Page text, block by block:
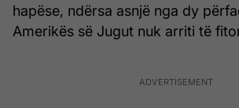
hapëse, ndërsa asnjë nga dy
Amerikës së Jugut nuk arriti të